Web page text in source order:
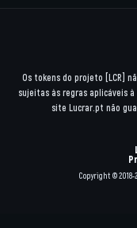
Os tokens do projeto [LCR]
sujeitas às regras aplicáveis
site Lucrar.pt não
Copyright ©